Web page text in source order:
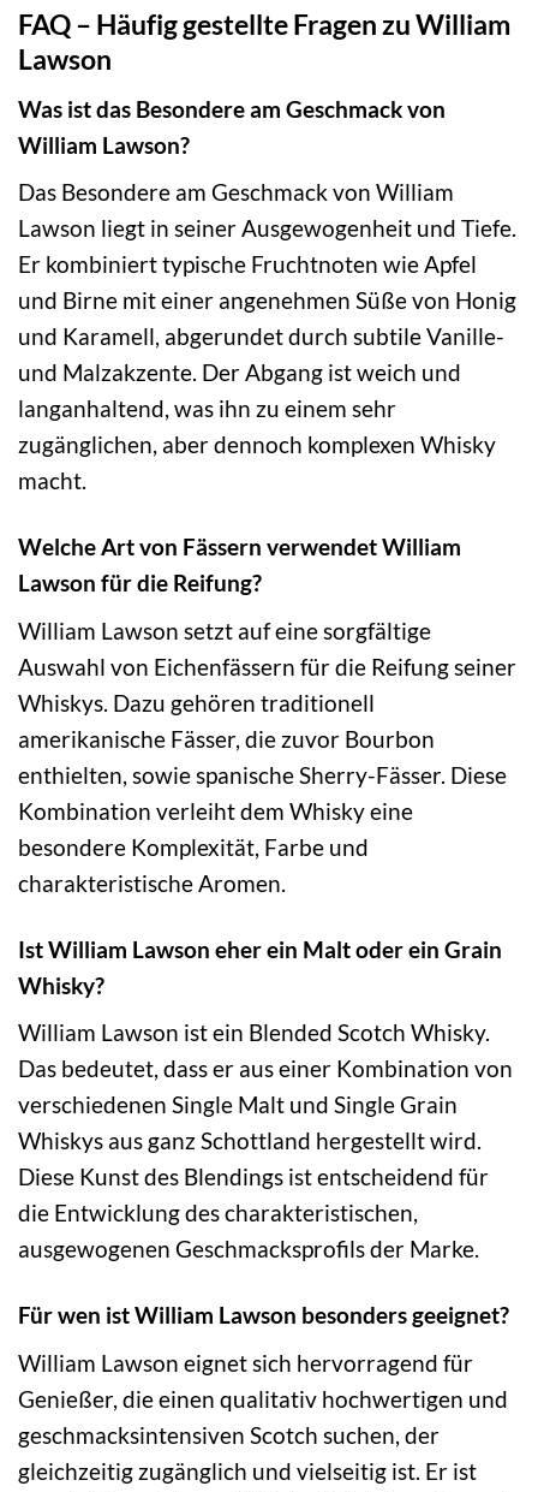
FAQ – Häufig gestellte Fragen zu William
Lawson
Was ist das Besondere am Geschmack von
William Lawson?
Das Besondere am Geschmack von William
Lawson liegt in seiner Ausgewogenheit und Tiefe.
Er kombiniert typische Fruchtnoten wie Apfel
und Birne mit einer angenehmen Süße von Honig
und Karamell, abgerundet durch subtile Vanille-
und Malzakzente. Der Abgang ist weich und
langanhaltend, was ihn zu einem sehr
zugänglichen, aber dennoch komplexen Whisky
macht.
Welche Art von Fässern verwendet William
Lawson für die Reifung?
William Lawson setzt auf eine sorgfältige
Auswahl von Eichenfässern für die Reifung seiner
Whiskys. Dazu gehören traditionell
amerikanische Fässer, die zuvor Bourbon
enthielten, sowie spanische Sherry-Fässer. Diese
Kombination verleiht dem Whisky eine
besondere Komplexität, Farbe und
charakteristische Aromen.
Ist William Lawson eher ein Malt oder ein Grain
Whisky?
William Lawson ist ein Blended Scotch Whisky.
Das bedeutet, dass er aus einer Kombination von
verschiedenen Single Malt und Single Grain
Whiskys aus ganz Schottland hergestellt wird.
Diese Kunst des Blendings ist entscheidend für
die Entwicklung des charakteristischen,
ausgewogenen Geschmacksprofils der Marke.
Für wen ist William Lawson besonders geeignet?
William Lawson eignet sich hervorragend für
Genießer, die einen qualitativ hochwertigen und
geschmacksintensiven Scotch suchen, der
gleichzeitig zugänglich und vielseitig ist. Er ist